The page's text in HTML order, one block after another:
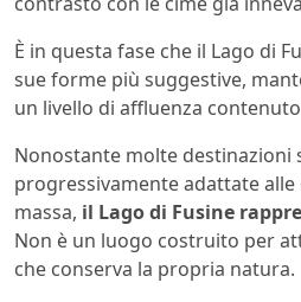
È in questa fase che il Lago di
sue forme più suggestive,
un livello di affluenza
Nonostante molte destinazioni
progressivamente adattate
massa, il Lago di Fusine
Non è un luogo costruito per
che conserva la propria natura.